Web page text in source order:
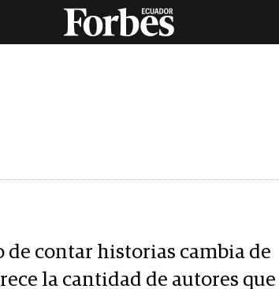
de contar historias cambia de
la cantidad de autores que